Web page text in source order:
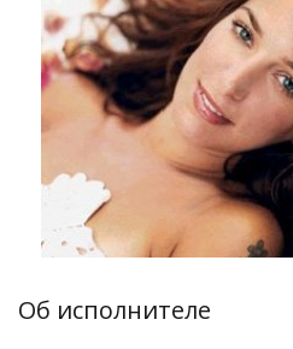
Об исполнителе